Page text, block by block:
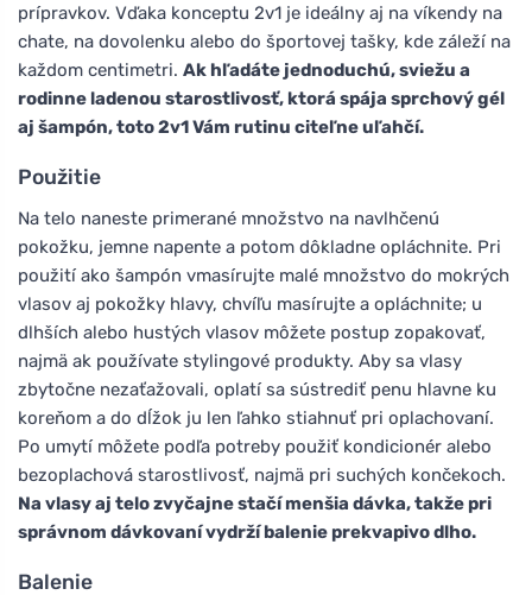
prípravkov. Vďaka konceptu 2v1 je ideálny aj na víkendy na
chate, na dovolenku alebo do športovej tašky, kde záleží na
každom centimetri. Ak hľadáte jednoduchú, sviežu a
rodinne ladenou starostlivosť, ktorá spája sprchový gél
aj šampón, toto 2v1 Vám rutinu citeľne uľahčí.
Použitie
Na telo naneste primerané množstvo na navlhčenú
pokožku, jemne napente a potom dôkladne opláchnite. Pri
použití ako šampón vmasírujte malé množstvo do mokrých
vlasov aj pokožky hlavy, chvíľu masírujte a opláchnite; u
dlhších alebo hustých vlasov môžete postup zopakovať,
najmä ak používate stylingové produkty. Aby sa vlasy
zbytočne nezaťažovali, oplatí sa sústrediť penu hlavne ku
koreňom a do dĺžok ju len ľahko stiahnuť pri oplachovaní.
Po umytí môžete podľa potreby použiť kondicionér alebo
bezoplachová starostlivosť, najmä pri suchých končekoch.
Na vlasy aj telo zvyčajne stačí menšia dávka, takže pri
správnom dávkovaní vydrží balenie prekvapivo dlho.
Balenie